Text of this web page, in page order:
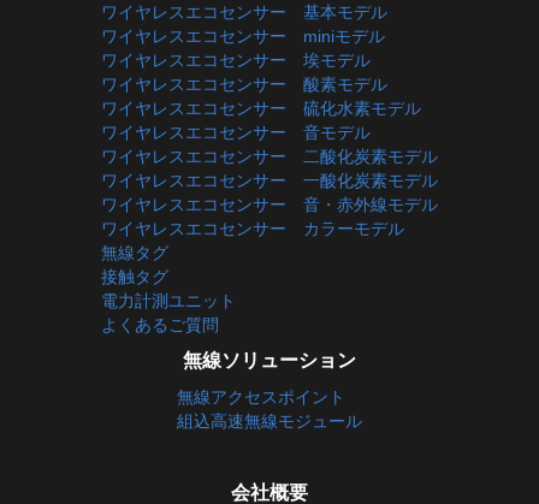
ワイヤレスエコセンサー 基本モデル
ワイヤレスエコセンサー miniモデル
ワイヤレスエコセンサー 埃モデル
ワイヤレスエコセンサー 酸素モデル
ワイヤレスエコセンサー 硫化水素モデル
ワイヤレスエコセンサー 音モデル
ワイヤレスエコセンサー 二酸化炭素モデル
ワイヤレスエコセンサー 一酸化炭素モデル
ワイヤレスエコセンサー 音・赤外線モデル
ワイヤレスエコセンサー カラーモデル
無線タグ
接触タグ
電力計測ユニット
よくあるご質問
無線ソリューション
無線アクセスポイント
組込高速無線モジュール
会社概要